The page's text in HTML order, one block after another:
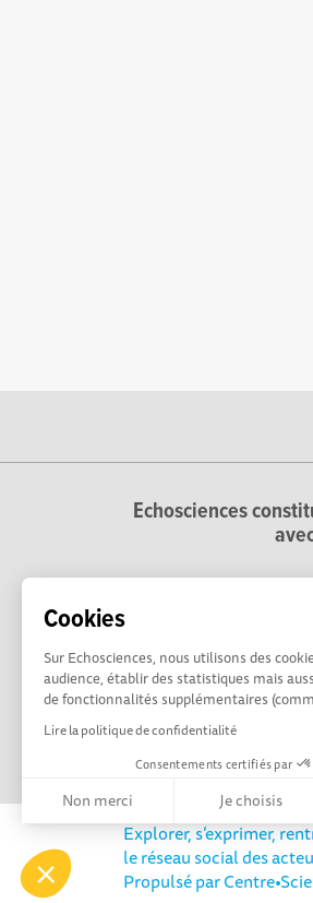
Cookies
Sur Echosciences, nous utilisons des
audience, établir des statistiques mais
de fonctionnalités supplémentaires
Lire la politique de confidentialité
Consentements certifiés par
Non merci Je choisis
Axeptio consent
Plateforme de Gestion du
Notre plateforme vous permet
Echosciences
Explorer, s’exprimer,
le réseau social des
Propulsé par